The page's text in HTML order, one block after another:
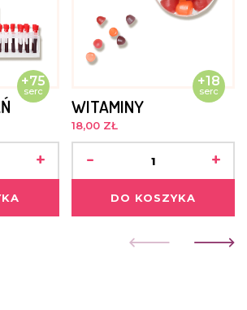
+75
serc
+
+18
serc
WITAMINY
18,00 ZŁ
- +
DO KOSZYKA